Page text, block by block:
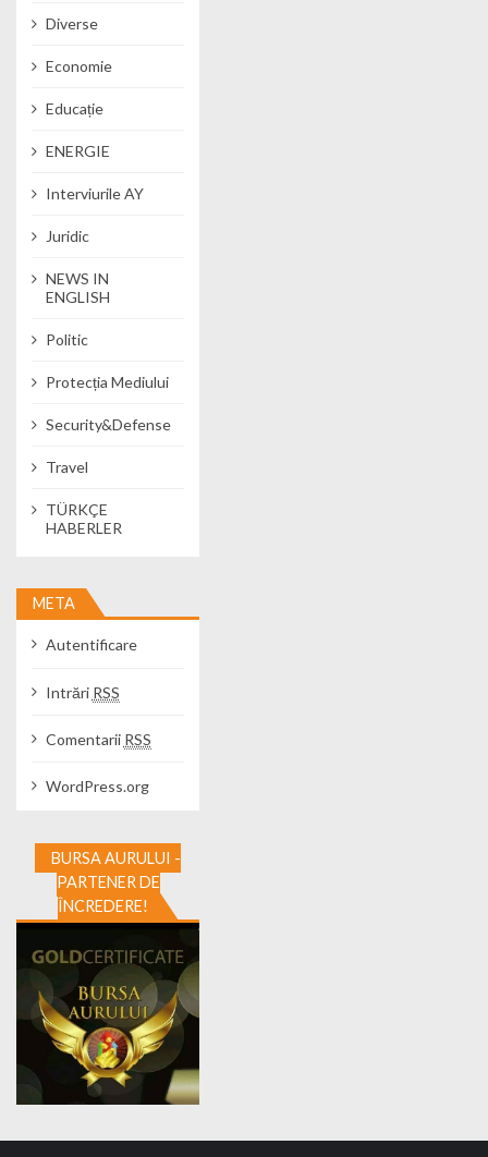
Diverse
Economie
Educație
ENERGIE
Interviurile AY
Juridic
NEWS IN
ENGLISH
Politic
Protecția Mediului
Security&Defense
Travel
TÜRKÇE
HABERLER
META
Autentificare
Intrări RSS
Comentarii RSS
WordPress.org
BURSA AURULUI -
PARTENER DE
ÎNCREDERE!